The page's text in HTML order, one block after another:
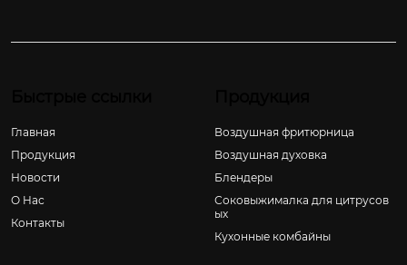
Главная
Продукция
Новости
О Hас
Контакты
Воздушная фритюрница
Воздушная духовка
Блендеры
Соковыжималка для цитрусов
ых
Кухонные комбайны